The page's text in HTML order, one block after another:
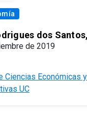
dos
de 2019
Ciencias Económicas y
UC